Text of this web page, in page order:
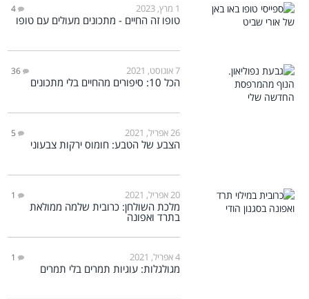
1 מרץ, 2023 4
טופו זה החיים - מתכונים מעולים עם טופו
7 אוגוסט, 2021 36
הכל 10: סיפורים מהחיים בלי מתכונים
26 אפריל, 2021 5
הצבע של הטבע: חומוס ירקות צבעוני
20 אפריל, 2021 1
מלכת השולחן: כרובית שלמה ממולאת
בתרד ואפונה
4 אפריל, 2021 1
מגולגלות: עוגיות תמרים בלי תמרים